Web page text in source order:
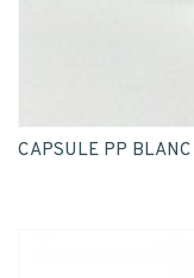
CAPSULE PP